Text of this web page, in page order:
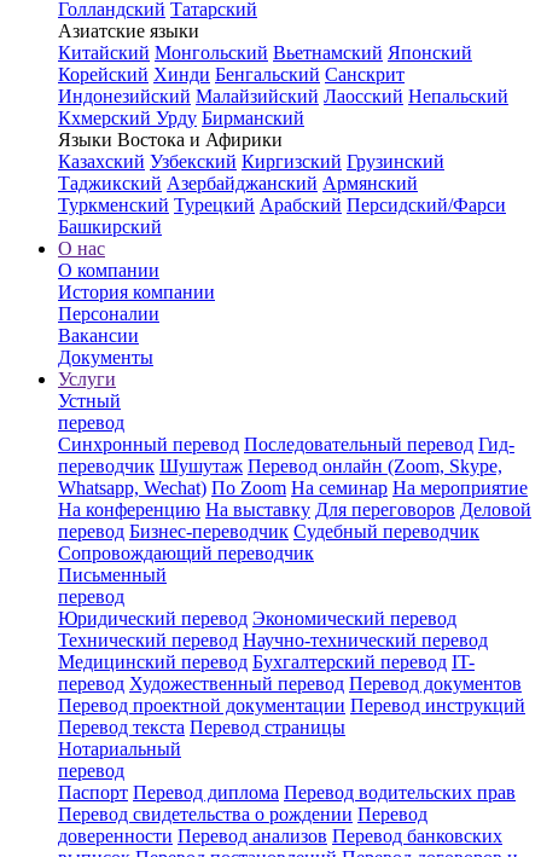
Голландский Татарский
Азиатские языки
Китайский Монгольский Вьетнамский Японский
Корейский Хинди Бенгальский Санскрит
Индонезийский Малайзийский Лаосский Непальский
Кхмерский Урду Бирманский
Языки Востока и Афирики
Казахский Узбекский Киргизский Грузинский
Таджикский Азербайджанский Армянский
Туркменский Турецкий Арабский Персидский/Фарси
Башкирский
О нас
О компании
История компании
Персоналии
Вакансии
Документы
Услуги
Устный
перевод
Синхронный перевод Последовательный перевод Гид-
переводчик Шушутаж Перевод онлайн (Zoom, Skype,
Whatsapp, Wechat) По Zoom На семинар На мероприятие
На конференцию На выставку Для переговоров Деловой
перевод Бизнес-переводчик Судебный переводчик
Сопровождающий переводчик
Письменный
перевод
Юридический перевод Экономический перевод
Технический перевод Научно-технический перевод
Медицинский перевод Бухгалтерский перевод IT-
перевод Художественный перевод Перевод документов
Перевод проектной документации Перевод инструкций
Перевод текста Перевод страницы
Нотариальный
перевод
Паспорт Перевод диплома Перевод водительских прав
Перевод свидетельства о рождении Перевод
доверенности Перевод анализов Перевод банковских